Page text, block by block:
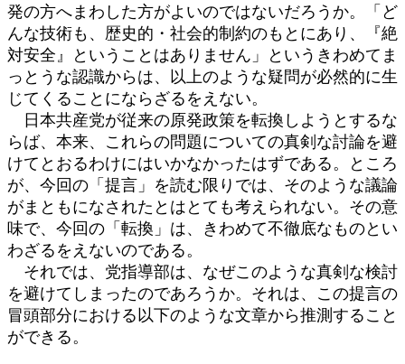
発の方へまわした方がよいのではないだろうか。「ど
んな技術も、歴史的・社会的制約のもとにあり、『絶
対安全』ということはありません」というきわめてま
っとうな認識からは、以上のような疑問が必然的に生
じてくることにならざるをえない。
日本共産党が従来の原発政策を転換しようとするな
らば、本来、これらの問題についての真剣な討論を避
けてとおるわけにはいかなかったはずである。ところ
が、今回の「提言」を読む限りでは、そのような議論
がまともになされたとはとても考えられない。その意
味で、今回の「転換」は、きわめて不徹底なものとい
わざるをえないのである。
それでは、党指導部は、なぜこのような真剣な検討
を避けてしまったのであろうか。それは、この提言の
冒頭部分における以下のような文章から推測すること
ができる。